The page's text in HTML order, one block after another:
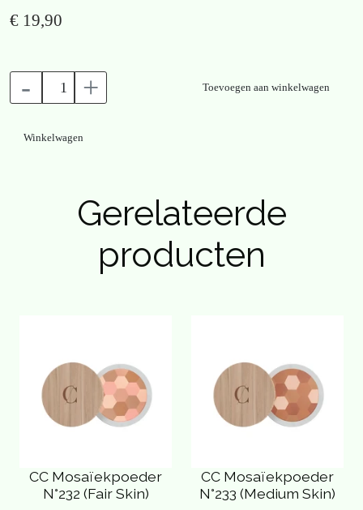
€ 19,90
- + Toevoegen aan winkelwagen
Winkelwagen
Gerelateerde
producten
CC Mosaïekpoeder
N°232 (Fair Skin)
CC Mosaïekpoeder
N°233 (Medium Skin)